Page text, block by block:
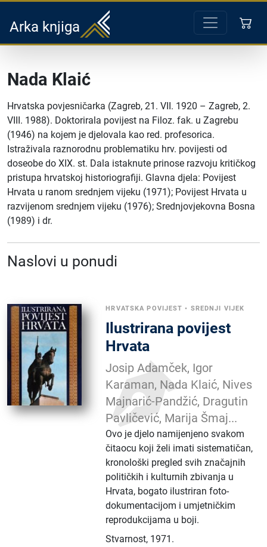
Arka knjiga
Nada Klaić
Hrvatska povjesničarka (Zagreb, 21. VII. 1920 – Zagreb, 2.
VIII. 1988). Doktorirala povijest na Filoz. fak. u Zagrebu
(1946) na kojem je djelovala kao red. profesorica.
Istraživala raznorodnu problematiku hrv. povijesti od
doseobe do XIX. st. Dala istaknute prinose razvoju kritičkog
pristupa hrvatskoj historiografiji. Glavna djela: Povijest
Hrvata u ranom srednjem vijeku (1971); Povijest Hrvata u
razvijenom srednjem vijeku (1976); Srednjovjekovna Bosna
(1989) i dr.
Naslovi u ponudi
HRVATSKA POVIJEST • SREDNJI VIJEK
Ilustrirana povijest
Hrvata
Josip Adamček, Igor
Karaman, Nada Klaić, Nives
Majnarić-Pandžić, Dragutin
Pavličević, Marija Šmaj...
Ovo je djelo namijenjeno svakom
čitaocu koji želi imati sistematičan,
kronološki pregled svih značajnih
političkih i kulturnih zbivanja u
Hrvata, bogato ilustriran foto-
dokumentacijom i umjetničkim
reprodukcijama u boji.
Stvarnost, 1971.